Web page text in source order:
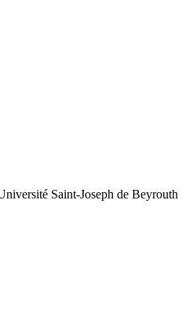
Saint-Joseph de Beyrouth